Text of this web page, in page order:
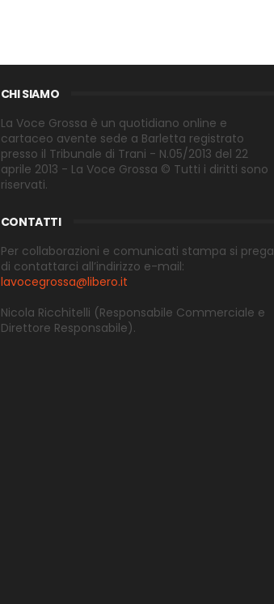
CHI SIAMO
La Voce Grossa è un quotidiano online e
cartaceo avente sede a Barletta registrato
presso il Tribunale di Trani - N.05/2013 del 22
aprile 2013 - La Voce Grossa © Tutti i diritti sono
riservati.
CONTATTI
Per collaborazioni e comunicati stampa si prega
di contattarci all’indirizzo e-mail:
lavocegrossa@libero.it
Nicola Ricchitelli (Responsabile Commerciale e
Direttore Responsabile).